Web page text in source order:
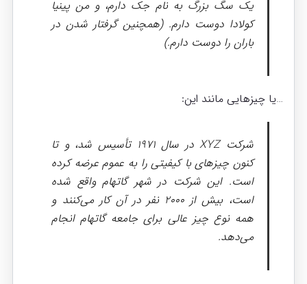
یک سگ بزرگ به نام جک دارم، و من پینیا
کولادا دوست دارم. (همچنین گرفتار شدن در
باران را دوست دارم.)
…یا چیزهایی مانند این:
شرکت XYZ در سال ۱۹۷۱ تأسیس شد، و تا
کنون چیزهای با کیفیتی را به عموم عرضه کرده
است. این شرکت در شهر گاتهام واقع شده
است، بیش از ۲۰۰۰ نفر در آن کار می‌کنند و
همه نوع چیز عالی برای جامعه گاتهام انجام
می‌دهد.